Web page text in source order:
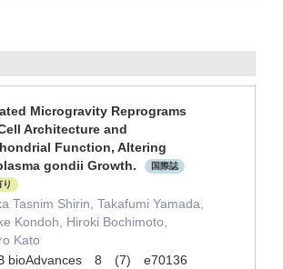
Microgravity Reprograms
Architecture and
Function, Altering
gondii Growth.
国際誌
り
Tasnim Shirin, Takafumi Yamada,
Kondoh, Hiroki Bochimoto,
Kato
bioAdvances 8 (7) e70136